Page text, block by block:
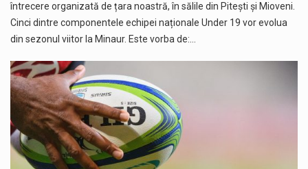
întrecere organizată de țara noastră, în sălile din Pitești și Mioveni.
Cinci dintre componentele echipei naționale Under 19 vor evolua
din sezonul viitor la Minaur. Este vorba de:…